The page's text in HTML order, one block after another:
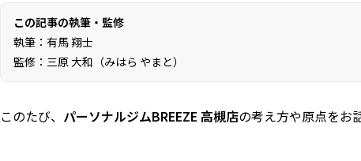
この記事の執筆・監修
執筆：有馬 翔士
監修：三原 大和（みはら やまと）
このたび、 パーソナルジムBREEZE 高槻店の考え方や原点をお